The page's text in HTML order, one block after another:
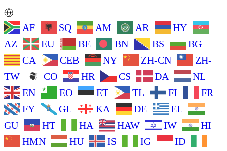
AF SQ AM AR
HY
AZ
EU BE BN BS
BG
CA
CEB NY ZH-CN
ZH-
TW
CO HR CS DA
NL
EN
EO ET TL FI
FR
FY
GL KA DE
EL
GU
HT HA HAW IW
HI
HMN
HU IS IG
ID